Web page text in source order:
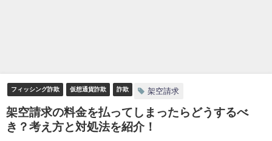
フィッシング詐欺 仮想通貨詐欺 詐欺 架空請求
架空請求の料金を払ってしまったらどうするべ
き？考え方と対処法を紹介！